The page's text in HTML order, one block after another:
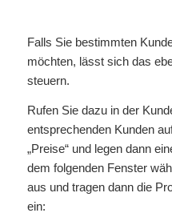
Falls Sie bestimmten
möchten, lässt sich das
steuern.
Rufen Sie dazu in der
entsprechenden Kunden
„Preise“ und legen dann
dem folgenden Fenster
aus und tragen dann die
ein: